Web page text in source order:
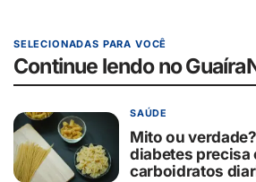
SELECIONADAS PARA VOCÊ
Continue lendo no
SAÚDE
Mito ou
diabetes precisa
carboidratos